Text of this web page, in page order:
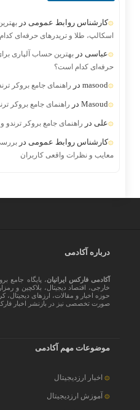
کارشناس روابط عمومی در
اسکالپ، طلا و تریدرهای حرفه‌ای
عباسی در بهترین حساب آلپاری
حرفه‌ای کدام است؟
masood در راهنمای جامع بروکر
Masoud در راهنمای جامع بروکر
علی در راهنمای جامع بروکر ترندو
کارشناس روابط عمومی در
معایب و نظرات واقعی کاربران
درباره آکادمی
آکادمی فارکس ایرانیان، پایگاه جامع
حوزه اخبار و مقالات، ارزهای‌ دیجیتال،
صورت تخصصی نیز در بازنشر اخبار
موضوعات مهم آکادمی
اخبار ارزدیجیتال
آموزش ارزدیجیتال